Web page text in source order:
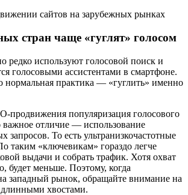
стран чаще «гуглят» голосом
редко используют голосовой поиск и
голосовыми ассистентами в смартфоне.
нормальная практика — «гуглить» именно
продвижения популяризация голосового
важное отличие — использование
запросов. То есть ультранизкочастотные
таким «ключевикам» гораздо легче
выдачи и собрать трафик. Хотя охват
будет меньше. Поэтому, когда
западный рынок, обращайте внимание на
хвостами.